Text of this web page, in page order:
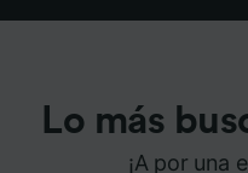
Lo más
¡A por una